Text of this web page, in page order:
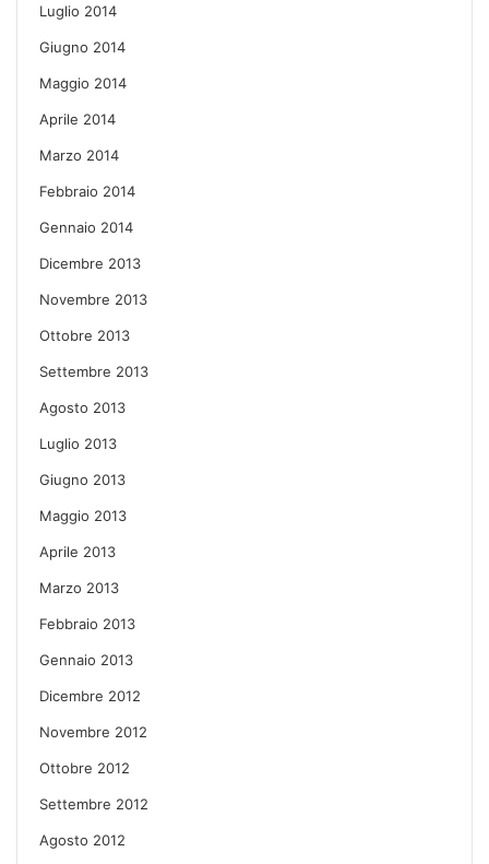
Luglio 2014
Giugno 2014
Maggio 2014
Aprile 2014
Marzo 2014
Febbraio 2014
Gennaio 2014
Dicembre 2013
Novembre 2013
Ottobre 2013
Settembre 2013
Agosto 2013
Luglio 2013
Giugno 2013
Maggio 2013
Aprile 2013
Marzo 2013
Febbraio 2013
Gennaio 2013
Dicembre 2012
Novembre 2012
Ottobre 2012
Settembre 2012
Agosto 2012